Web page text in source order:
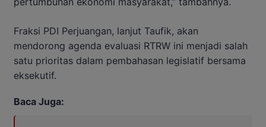
Fraksi PDI Perjuangan, lanjut Taufik, akan
mendorong agenda evaluasi RTRW ini menjadi salah
satu prioritas dalam pembahasan legislatif bersama
eksekutif.
Baca Juga: